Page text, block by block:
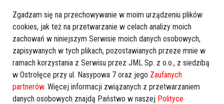
W "Hejt Parku" o... elektrowni Ostrołęka C
Zgadzam się na przechowywanie w moim urządzeniu plików
cookies, jak też na przetwarzanie w celach analizy moich
zachowań w niniejszym Serwisie moich danych osobowych,
zapisywanych w tych plikach, pozostawianych przeze mnie w
ramach korzystania z Serwisu przez JML Sp. z o.o., z siedzibą
w Ostrołęce przy ul. Nasypowa 7 oraz jego Zaufanych
partnerów. Więcej informacji związanych z przetwarzaniem
danych osobowych znajdą Państwo w naszej Polityce